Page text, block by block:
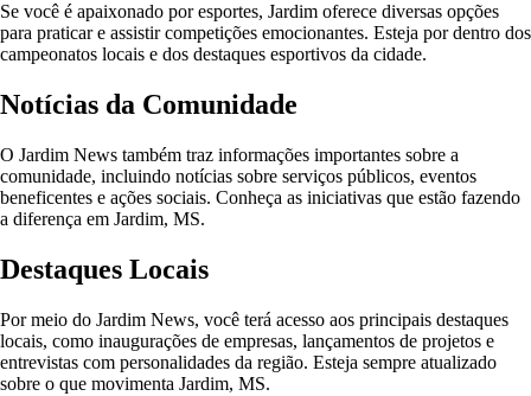
Se você é apaixonado por esportes, Jardim oferece diversas opções
para praticar e assistir competições emocionantes. Esteja por dentro dos
campeonatos locais e dos destaques esportivos da cidade.
Notícias da Comunidade
O Jardim News também traz informações importantes sobre a
comunidade, incluindo notícias sobre serviços públicos, eventos
beneficentes e ações sociais. Conheça as iniciativas que estão fazendo
a diferença em Jardim, MS.
Destaques Locais
Por meio do Jardim News, você terá acesso aos principais destaques
locais, como inaugurações de empresas, lançamentos de projetos e
entrevistas com personalidades da região. Esteja sempre atualizado
sobre o que movimenta Jardim, MS.